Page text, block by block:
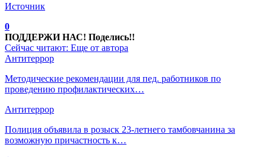
Источник
0
ПОДДЕРЖИ НАС! Поделись!!
Сейчас читают: Еще от автора
Антитеррор
Методические рекомендации для пед. работников по
проведению профилактических…
Антитеррор
Полиция объявила в розыск 23-летнего тамбовчанина за
возможную причастность к…